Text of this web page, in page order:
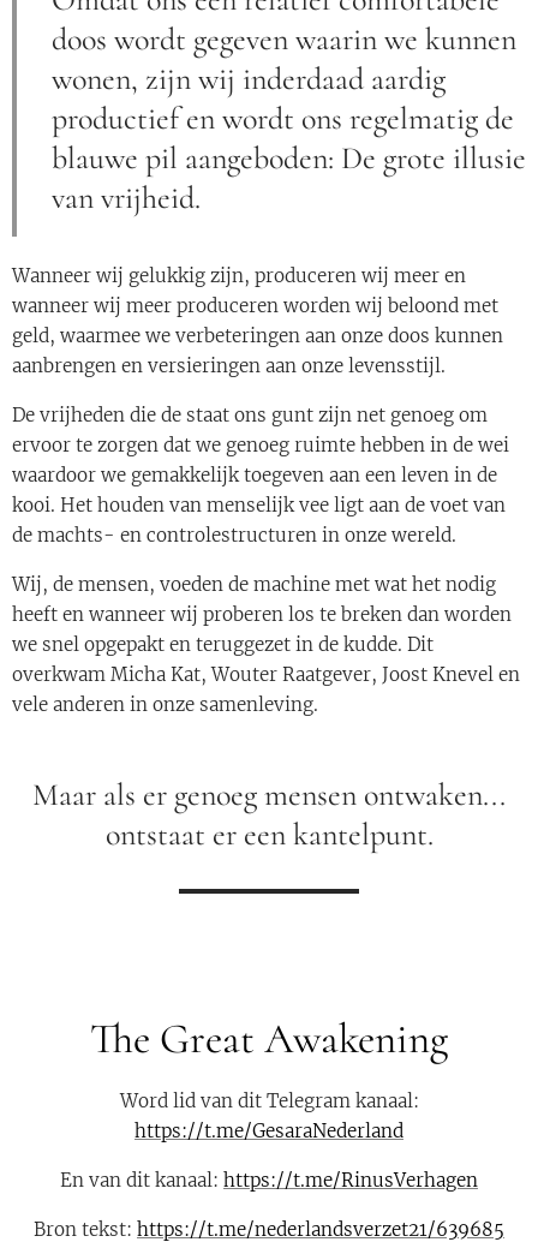
doos wordt gegeven waarin we kunnen
wonen, zijn wij inderdaad aardig
productief en wordt ons regelmatig de
blauwe pil aangeboden: De grote illusie
van vrijheid.
Wanneer wij gelukkig zijn, produceren wij meer en
wanneer wij meer produceren worden wij beloond met
geld, waarmee we verbeteringen aan onze doos kunnen
aanbrengen en versieringen aan onze levensstijl.
De vrijheden die de staat ons gunt zijn net genoeg om
ervoor te zorgen dat we genoeg ruimte hebben in de wei
waardoor we gemakkelijk toegeven aan een leven in de
kooi. Het houden van menselijk vee ligt aan de voet van
de machts- en controlestructuren in onze wereld.
Wij, de mensen, voeden de machine met wat het nodig
heeft en wanneer wij proberen los te breken dan worden
we snel opgepakt en teruggezet in de kudde. Dit
overkwam Micha Kat, Wouter Raatgever, Joost Knevel en
vele anderen in onze samenleving.
Maar als er genoeg mensen ontwaken...
ontstaat er een kantelpunt.
The Great Awakening
Word lid van dit Telegram kanaal:
https://t.me/GesaraNederland
En van dit kanaal: https://t.me/RinusVerhagen
Bron tekst: https://t.me/nederlandsverzet21/639685